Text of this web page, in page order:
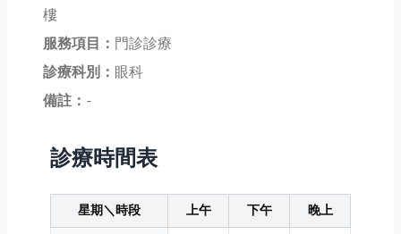
樓
服務項目： 門診診療
診療科別： 眼科
備註： -
診療時間表
星期＼時段 上午 下午
晚上